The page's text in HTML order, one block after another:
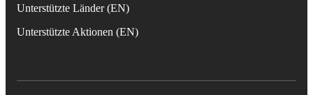
Unterstützte Länder (EN)
Unterstützte Aktionen (EN)